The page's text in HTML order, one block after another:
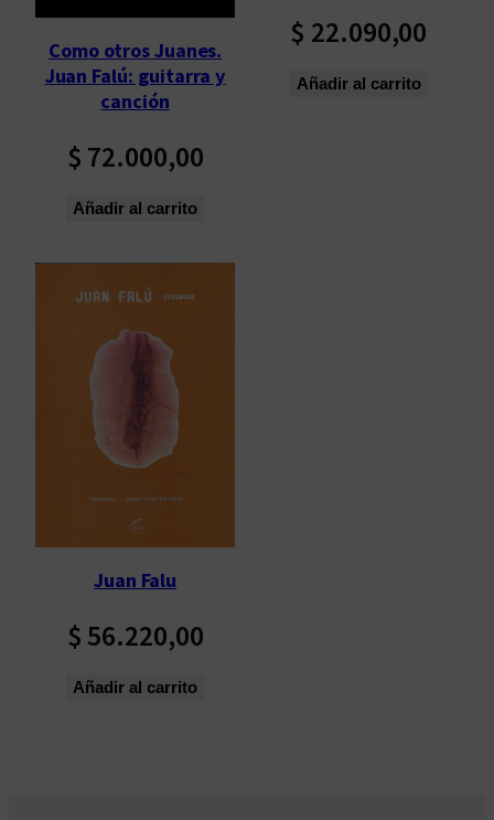
o
ú
l
o
Como otros Juanes.
Juan Falú: guitarra y
canción
$ 72.000,00
Añadir al carrito
$ 22.090,00
Añadir al carrito
Juan Falu
$56.220,00
Añadir al carrito